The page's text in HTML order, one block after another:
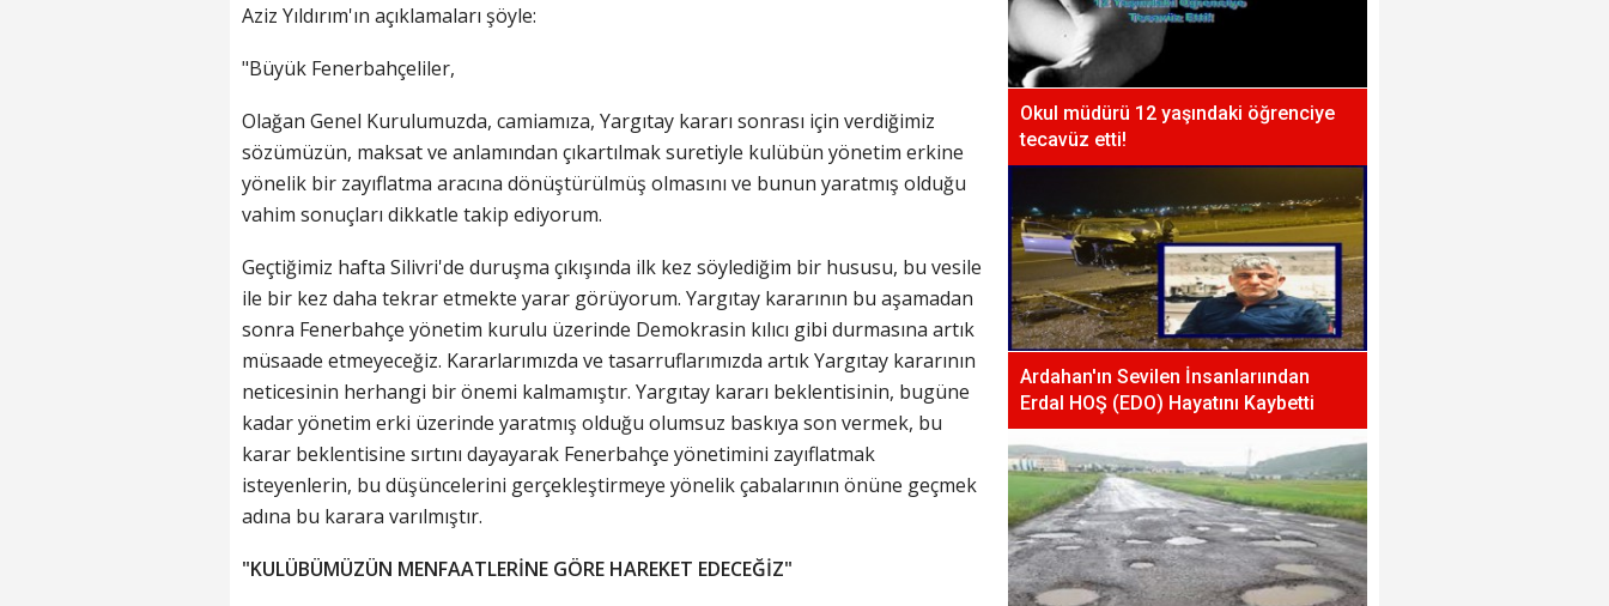
Aziz Yıldırım'ın açıklamaları şöyle:
"Büyük Fenerbahçeliler,
Olağan Genel Kurulumuzda, camiamıza, Yargıtay kararı sonrası için verdiğimiz
sözümüzün, maksat ve anlamından çıkartılmak suretiyle kulübün yönetim erkine
yönelik bir zayıflatma aracına dönüştürülmüş olmasını ve bunun yaratmış olduğu
vahim sonuçları dikkatle takip ediyorum.
Geçtiğimiz hafta Silivri'de duruşma çıkışında ilk kez söylediğim bir hususu, bu vesile
ile bir kez daha tekrar etmekte yarar görüyorum. Yargıtay kararının bu aşamadan
sonra Fenerbahçe yönetim kurulu üzerinde Demokrasin kılıcı gibi durmasına artık
müsaade etmeyeceğiz. Kararlarımızda ve tasarruflarımızda artık Yargıtay kararının
neticesinin herhangi bir önemi kalmamıştır. Yargıtay kararı beklentisinin, bugüne
kadar yönetim erki üzerinde yaratmış olduğu olumsuz baskıya son vermek, bu
karar beklentisine sırtını dayayarak Fenerbahçe yönetimini zayıflatmak
isteyenlerin, bu düşüncelerini gerçekleştirmeye yönelik çabalarının önüne geçmek
adına bu karara varılmıştır.
"KULÜBÜMÜZÜN MENFAATLERİNE GÖRE HAREKET EDECEĞİZ"
Okul müdürü 12 yaşındaki öğrenciye
tecavüz etti!
Ardahan'ın Sevilen İnsanlarıından
Erdal HOŞ (EDO) Hayatını Kaybetti